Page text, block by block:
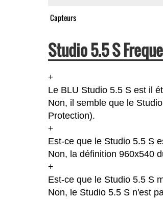
Capteurs
Studio 5.5 S
+
Le BLU Studio 5.5 S est il
Non, il semble que le
Protection).
+
Est-ce que le Studio 5.5 S
Non, la définition 960x540
+
Est-ce que le Studio 5.5 S
Non, le Studio 5.5 S n'est